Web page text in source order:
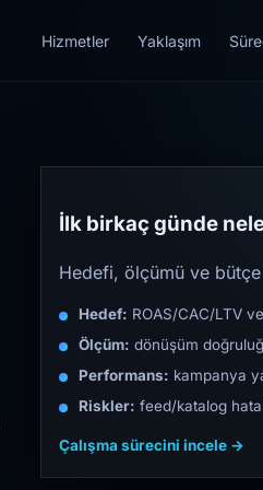
Hizmetler Yaklaşım
İlk birkaç günde
Hedefi, ölçümü ve bütçe
Hedef: ROAS/CAC/LTV
Ölçüm: dönüşüm
Performans: kampanya
Riskler: feed/katalog
Çalışma sürecini incele →